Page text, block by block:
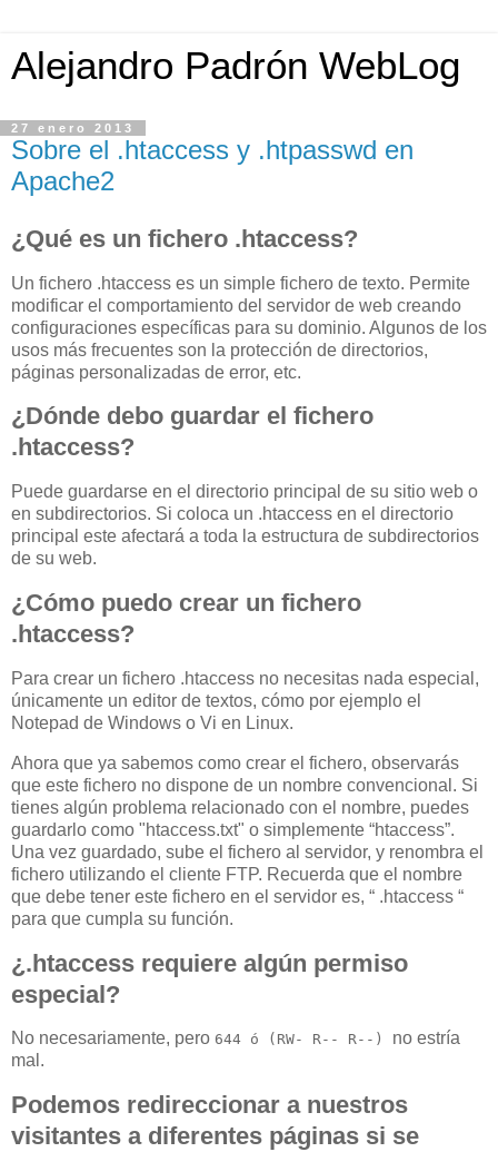
Alejandro Padrón WebLog
27 enero 2013
Sobre el .htaccess y .htpasswd en
Apache2
¿Qué es un fichero .htaccess?
Un fichero .htaccess es un simple fichero de texto. Permite
modificar el comportamiento del servidor de web creando
configuraciones específicas para su dominio. Algunos de los
usos más frecuentes son la protección de directorios,
páginas personalizadas de error, etc.
¿Dónde debo guardar el fichero
.htaccess?
Puede guardarse en el directorio principal de su sitio web o
en subdirectorios. Si coloca un .htaccess en el directorio
principal este afectará a toda la estructura de subdirectorios
de su web.
¿Cómo puedo crear un fichero
.htaccess?
Para crear un fichero .htaccess no necesitas nada especial,
únicamente un editor de textos, cómo por ejemplo el
Notepad de Windows o Vi en Linux.
Ahora que ya sabemos como crear el fichero, observarás
que este fichero no dispone de un nombre convencional. Si
tienes algún problema relacionado con el nombre, puedes
guardarlo como "htaccess.txt" o simplemente “htaccess”.
Una vez guardado, sube el fichero al servidor, y renombra el
fichero utilizando el cliente FTP. Recuerda que el nombre
que debe tener este fichero en el servidor es, “ .htaccess “
para que cumpla su función.
¿.htaccess requiere algún permiso
especial?
No necesariamente, pero 644 ó (RW- R-- R--) no estría
mal.
Podemos redireccionar a nuestros
visitantes a diferentes páginas si se